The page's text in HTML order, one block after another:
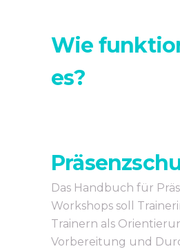
Wie
es?
Das Handbuch für
Workshops soll
Trainern als
Vorbereitung und